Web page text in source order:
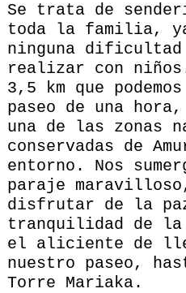
Se trata de
toda la familia,
ninguna
realizar con
3,5 km que
paseo de una
una de las zonas
conservadas de
entorno. Nos
paraje maravilloso,
disfrutar de la
tranquilidad de la
el aliciente de
nuestro paseo,
Torre Mariaka.